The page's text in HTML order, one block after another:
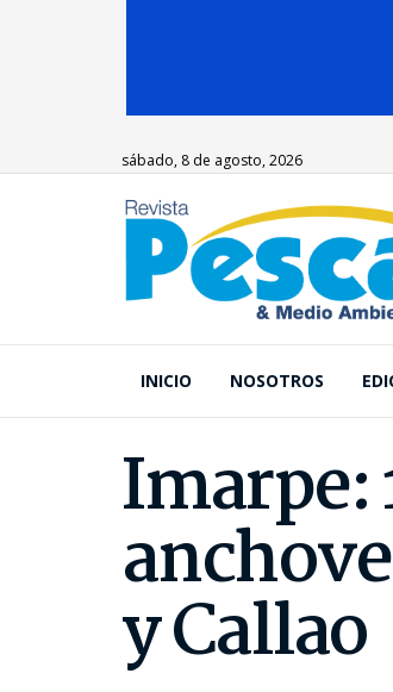
sábado, 8 de agosto, 2026
INICIO NOSOTROS
Imarpe:
y Callao